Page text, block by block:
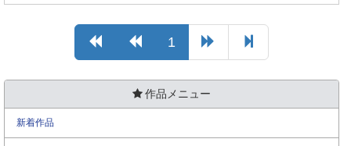
1
作品メニュー
新着作品